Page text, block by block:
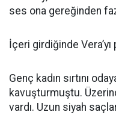
ses ona gereğinden
İçeri girdiğinde
Genç kadın sırtını
kavuşturmuştu.
vardı. Uzun siyah